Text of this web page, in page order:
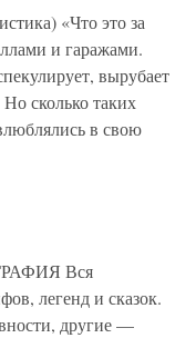
«Что это за
и гаражами.
вырубает
сколько таких
в свою
Вся
легенд и сказок.
другие —